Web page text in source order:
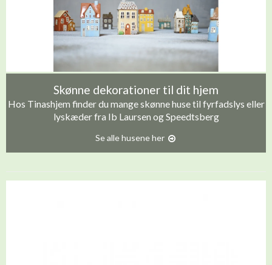
Skønne dekorationer til dit hjem
Hos Tinashjem finder du mange skønne huse til fyrfadslys eller
lyskæder fra Ib Laursen og Speedtsberg
Se alle husene her